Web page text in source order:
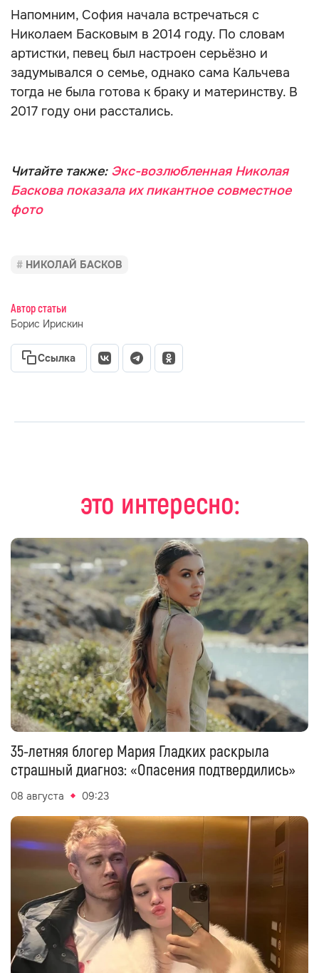
Напомним, София начала встречаться с
Николаем Басковым в 2014 году. По словам
артистки, певец был настроен серьёзно и
задумывался о семье, однако сама Кальчева
тогда не была готова к браку и материнству. В
2017 году они расстались.
Читайте также: Экс-возлюбленная Николая
Баскова показала их пикантное совместное
фото
НИКОЛАЙ БАСКОВ
Автор статьи
Борис Ирискин
Ссылка
это интересно:
35-летняя блогер Мария Гладких раскрыла
страшный диагноз: «Опасения подтвердились»
08 августа 09:23